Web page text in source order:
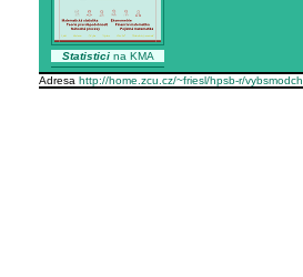
Statisticina KMA
Adresa http://home.zcu.cz/~friesl/hpsb-r/